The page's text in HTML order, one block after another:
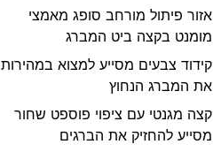
אזור פיתול מורחב סופג מאמצי
מומנט בקצה ביט המברג
קידוד צבעים מסייע למצוא במהירות
את המברג הנחוץ
קצה מגנטי עם ציפוי פוספט שחור
מסייע להחזיק את הברגים